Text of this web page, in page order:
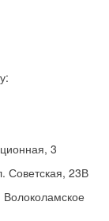
3
Советская, 23В
Волоколамское